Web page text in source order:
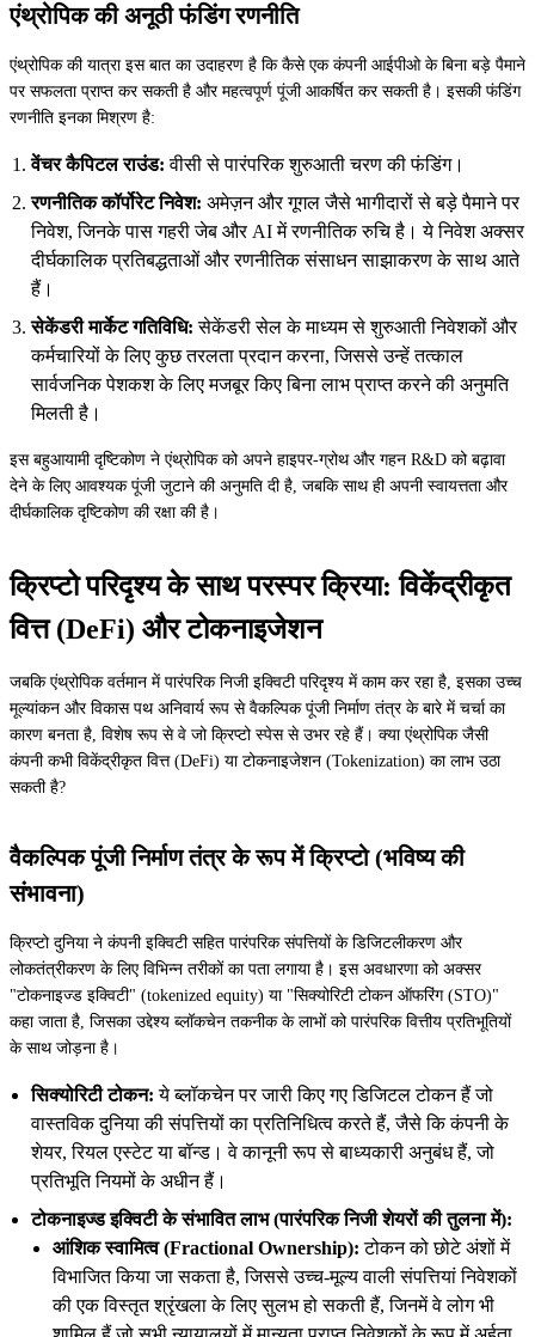
एंथ्रोपिक की अनूठी फंडिंग रणनीति
एंथ्रोपिक की यात्रा इस बात का उदाहरण है कि कैसे एक कंपनी आईपीओ के बिना बड़े पैमाने
पर सफलता प्राप्त कर सकती है और महत्वपूर्ण पूंजी आकर्षित कर सकती है। इसकी फंडिंग
रणनीति इनका मिश्रण है:
वेंचर कैपिटल राउंड: वीसी से पारंपरिक शुरुआती चरण की फंडिंग।
रणनीतिक कॉर्पोरेट निवेश: अमेज़न और गूगल जैसे भागीदारों से बड़े पैमाने पर
निवेश, जिनके पास गहरी जेब और AI में रणनीतिक रुचि है। ये निवेश अक्सर
दीर्घकालिक प्रतिबद्धताओं और रणनीतिक संसाधन साझाकरण के साथ आते
हैं।
सेकेंडरी मार्केट गतिविधि: सेकेंडरी सेल के माध्यम से शुरुआती निवेशकों और
कर्मचारियों के लिए कुछ तरलता प्रदान करना, जिससे उन्हें तत्काल
सार्वजनिक पेशकश के लिए मजबूर किए बिना लाभ प्राप्त करने की अनुमति
मिलती है।
इस बहुआयामी दृष्टिकोण ने एंथ्रोपिक को अपने हाइपर-ग्रोथ और गहन R&D को बढ़ावा
देने के लिए आवश्यक पूंजी जुटाने की अनुमति दी है, जबकि साथ ही अपनी स्वायत्तता और
दीर्घकालिक दृष्टिकोण की रक्षा की है।
क्रिप्टो परिदृश्य के साथ परस्पर क्रिया: विकेंद्रीकृत
वित्त (DeFi) और टोकनाइजेशन
जबकि एंथ्रोपिक वर्तमान में पारंपरिक निजी इक्विटी परिदृश्य में काम कर रहा है, इसका उच्च
मूल्यांकन और विकास पथ अनिवार्य रूप से वैकल्पिक पूंजी निर्माण तंत्र के बारे में चर्चा का
कारण बनता है, विशेष रूप से वे जो क्रिप्टो स्पेस से उभर रहे हैं। क्या एंथ्रोपिक जैसी
कंपनी कभी विकेंद्रीकृत वित्त (DeFi) या टोकनाइजेशन (Tokenization) का लाभ उठा
सकती है?
वैकल्पिक पूंजी निर्माण तंत्र के रूप में क्रिप्टो (भविष्य की
संभावना)
क्रिप्टो दुनिया ने कंपनी इक्विटी सहित पारंपरिक संपत्तियों के डिजिटलीकरण और
लोकतंत्रीकरण के लिए विभिन्न तरीकों का पता लगाया है। इस अवधारणा को अक्सर
"टोकनाइज्ड इक्विटी" (tokenized equity) या "सिक्योरिटी टोकन ऑफरिंग (STO)"
कहा जाता है, जिसका उद्देश्य ब्लॉकचेन तकनीक के लाभों को पारंपरिक वित्तीय प्रतिभूतियों
के साथ जोड़ना है।
सिक्योरिटी टोकन: ये ब्लॉकचेन पर जारी किए गए डिजिटल टोकन हैं जो
वास्तविक दुनिया की संपत्तियों का प्रतिनिधित्व करते हैं, जैसे कि कंपनी के
शेयर, रियल एस्टेट या बॉन्ड। वे कानूनी रूप से बाध्यकारी अनुबंध हैं, जो
प्रतिभूति नियमों के अधीन हैं।
टोकनाइज्ड इक्विटी के संभावित लाभ (पारंपरिक निजी शेयरों की तुलना में):
आंशिक स्वामित्व (Fractional Ownership): टोकन को छोटे अंशों में
विभाजित किया जा सकता है, जिससे उच्च-मूल्य वाली संपत्तियां निवेशकों
की एक विस्तृत श्रृंखला के लिए सुलभ हो सकती हैं, जिनमें वे लोग भी